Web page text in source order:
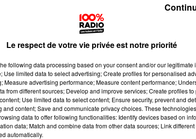
Le respect de votre vie privée est notre priorité
following data processing based on your consent and/or our legitimate
Use limited data to select advertising; Create profiles for personalised
Measure advertising performance; Measure content performance;
from different sources; Develop and improve services; Create profiles
Use limited data to select content; Ensure security, prevent and
content; Save and communicate privacy choices. These
data to offer following functionalities: Identify devices based on
data; Match and combine data from other data sources; Link
automatically.